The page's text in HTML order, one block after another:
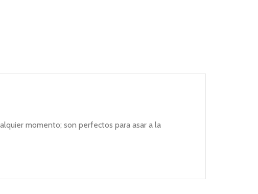
momento; son perfectos para asar a la